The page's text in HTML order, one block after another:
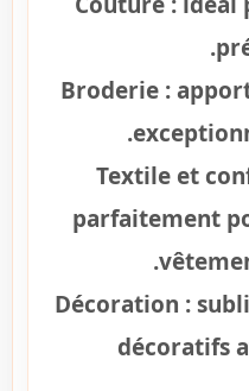
Broderie :
Textile et
parfaitement
Décoration :
décoratifs